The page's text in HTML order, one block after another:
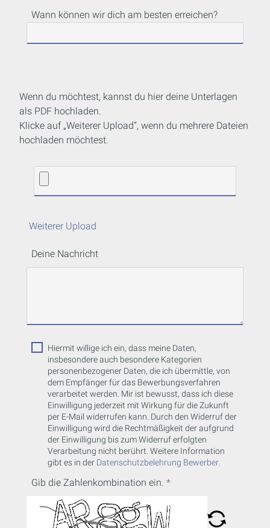
Wann können wir dich am besten erreichen?
Wenn du möchtest, kannst du hier deine Unterlagen
als PDF hochladen.
Klicke auf „Weiterer Upload“, wenn du mehrere Dateien
hochladen möchtest.
Weiterer Upload
Deine Nachricht
Hiermit willige ich ein, dass meine Daten,
insbesondere auch besondere Kategorien
personenbezogener Daten, die ich übermittle, von
dem Empfänger für das Bewerbungsverfahren
verarbeitet werden. Mir ist bewusst, dass ich diese
Einwilligung jederzeit mit Wirkung für die Zukunft
per E-Mail widerrufen kann. Durch den Widerruf der
Einwilligung wird die Rechtmäßigkeit der aufgrund
der Einwilligung bis zum Widerruf erfolgten
Verarbeitung nicht berührt. Weitere Information
gibt es in der Datenschutzbelehrung Bewerber.
Gib die Zahlenkombination ein.